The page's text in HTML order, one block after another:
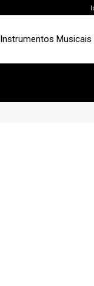
Instrumentos Musicais